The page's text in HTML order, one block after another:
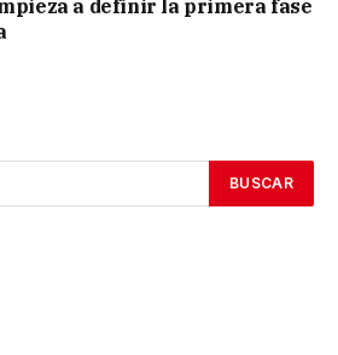
a definir la primera fase